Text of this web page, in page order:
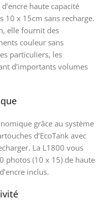
haute capacité
10 x 15cm sans recharge.
elle fournit des
couleur sans
particuliers, les
d’importants volumes
grâce au système
d’EcoTank avec
La L1800 vous
photos (10 x 15) de haute
inclus.